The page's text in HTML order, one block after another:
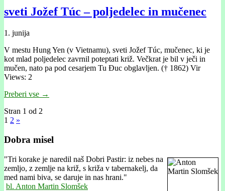
sveti Jožef Túc – poljedelec in mučenec
1. junija
V mestu Hung Yen (v Vietnamu), sveti Jožef Túc, mučenec, ki je
kot mlad poljedelec zavrnil poteptati križ. Večkrat je bil v ječi in
mučen, nato pa pod cesarjem Tu Đuc obglavljen. († 1862) Vir
Views: 2
Preberi vse →
Stran 1 od 2
1 2 »
Dobra misel
"Tri korake je naredil naš Dobri Pastir: iz nebes na
zemljo, z zemlje na križ, s križa v tabernakelj, da
med nami biva, se daruje in nas hrani."
bl. Anton Martin Slomšek